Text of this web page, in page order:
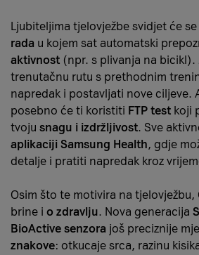
Ljubiteljima tjelovježbe svidjet će se
rada u kojem sat automatski
aktivnost (npr. s plivanja na bicikl).
trenutačnu rutu s prethodnim
napredak i postavljati nove ciljeve.
posebno će ti koristiti FTP test koji
tvoju snagu i izdržljivost. Sve
aplikaciji Samsung Health, gdje
detalje i pratiti napredak kroz
Osim što te motivira na tjelovježbu,
brine i o zdravlju. Nova generacija
BioActive senzora još preciznije
znakove: otkucaje srca, razinu